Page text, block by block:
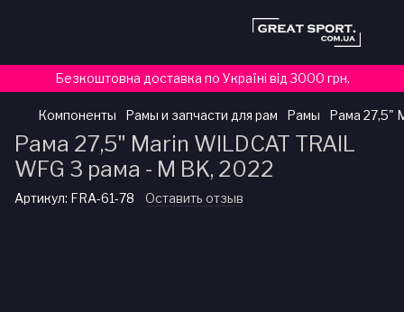
Безкоштовна доставка по Україні від 3000 грн.
Компоненты Рамы и запчасти для рам Рамы Рама 27,5"
Рама 27,5" Marin WILDCAT TRAIL
WFG 3 рама - M BK, 2022
Артикул: FRA-61-78 Оставить отзыв